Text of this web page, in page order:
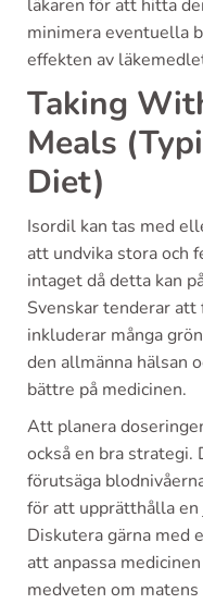
läkaren för att hitta
minimera eventuella
effekten av
Taking
Meals
Diet)
Isordil kan tas med
att undvika stora och
intaget då detta kan
Svenskar tenderar
inkluderar många
den allmänna hälsan
bättre på medicinen.
Att planera
också en bra strategi.
förutsäga
för att upprätthålla en
Diskutera gärna med
att anpassa
medveten om